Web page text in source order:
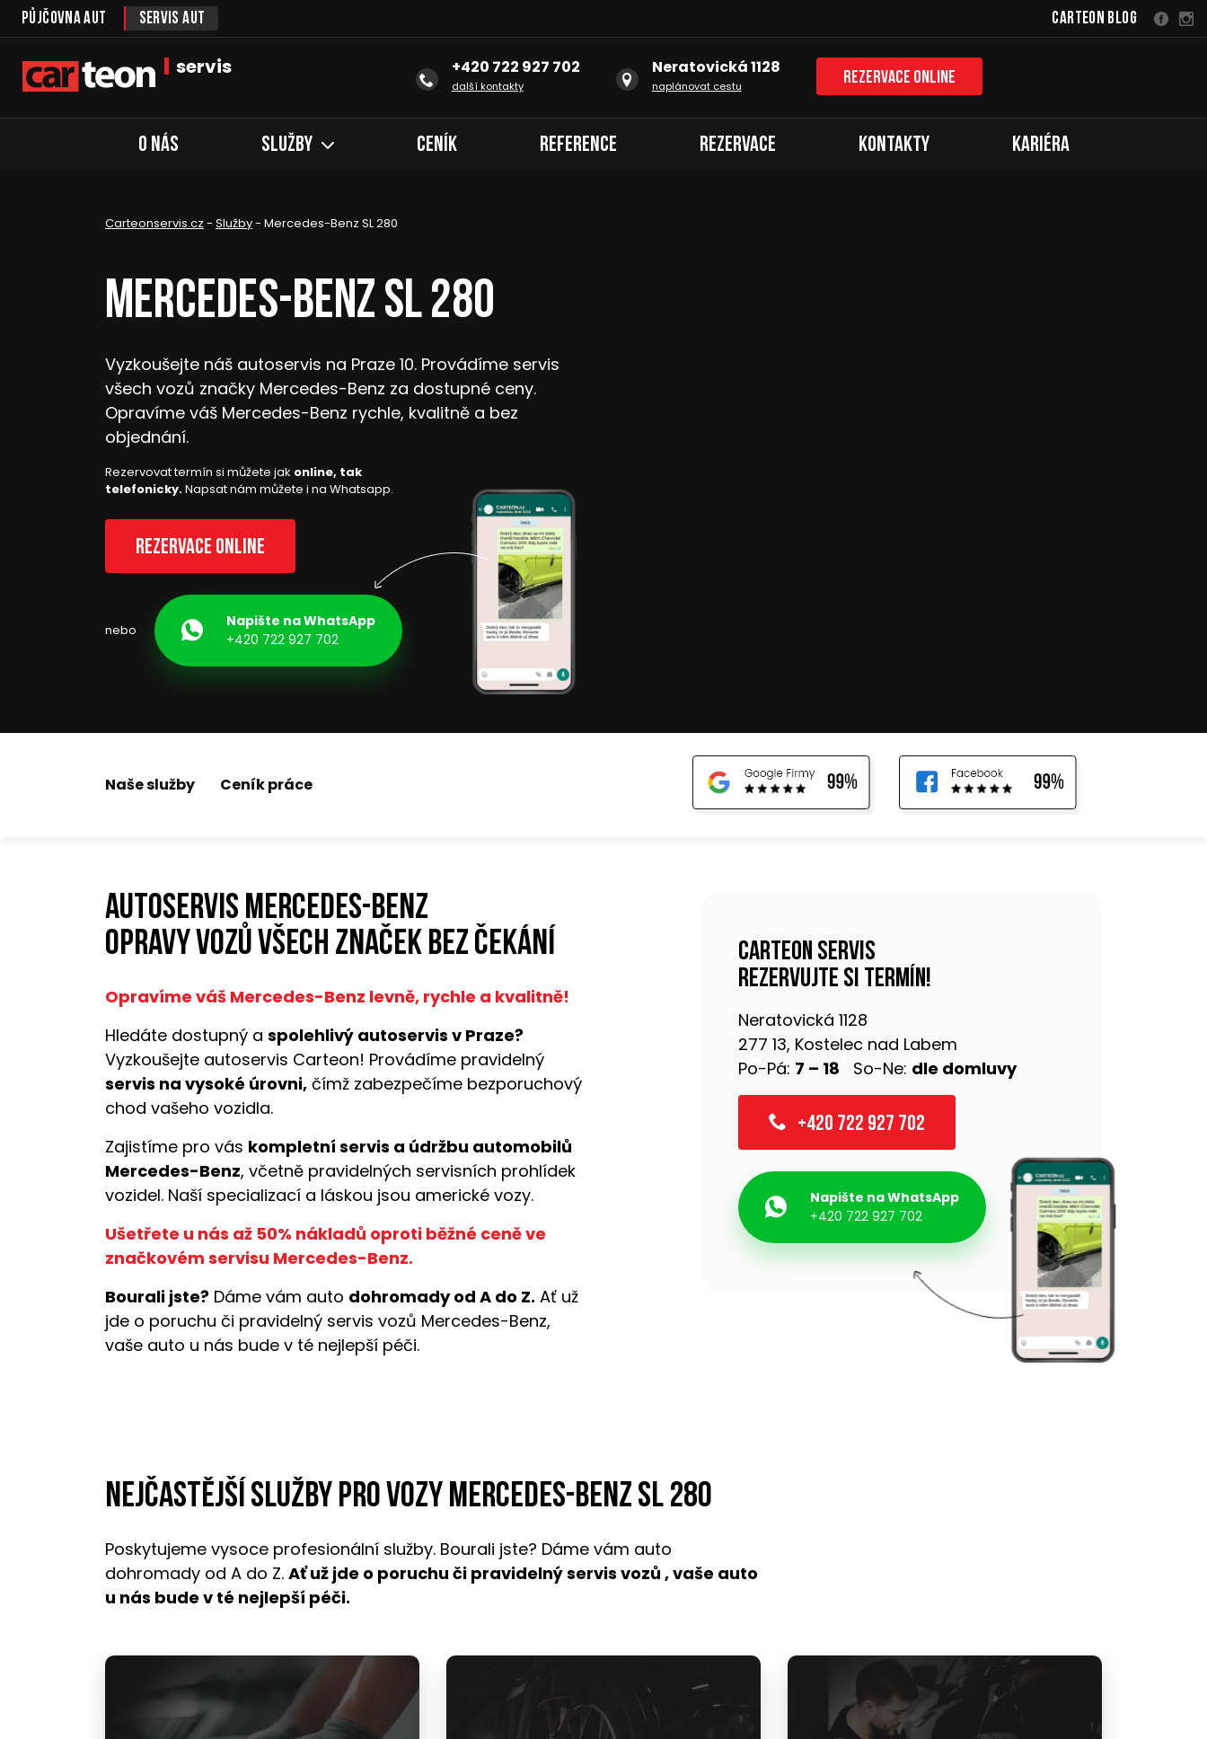
Půjčovna aut Servis aut Carteon Blog
servis +420 722 927 702
další kontakty
Neratovická 1128
naplánovat cestu Rezervace online
O nás Služby Ceník Reference Rezervace Kontakty Kariéra
Carteonservis.cz - Služby- Mercedes-Benz SL 280
Mercedes-Benz SL 280
Vyzkoušejte náš autoservis na Praze 10. Provádíme servis
všech vozů značky Mercedes-Benz za dostupné ceny.
Opravíme váš Mercedes-Benz rychle, kvalitně a bez
objednání.
Rezervovat termín si můžete jak online, tak
telefonicky.Napsat nám můžete i na Whatsapp.
Rezervace online
nebo
Napište na WhatsApp
+420 722 927 702
Naše služby Ceník práce
Autoservis Mercedes-Benz
opravy vozů všech značek bez čekání
Opravíme váš Mercedes-Benz levně, rychle a kvalitně!
Hledáte dostupný a spolehlivý autoservis v Praze?
Vyzkoušejte autoservis Carteon! Provádíme pravidelný
servis na vysoké úrovni, čímž zabezpečíme bezporuchový
chod vašeho vozidla.
Zajistíme pro vás kompletní servis a údržbu automobilů
Mercedes-Benz, včetně pravidelných servisních prohlídek
vozidel. Naší specializací a láskou jsou americké vozy.
Ušetřete u nás až 50% nákladů oproti běžné ceně ve
značkovém servisu Mercedes-Benz.
Bourali jste? Dáme vám auto dohromady od A do Z. Ať už
jde o poruchu či pravidelný servis vozů Mercedes-Benz,
vaše auto u nás bude v té nejlepší péči.
Carteon servis
rezervujte si termín!
Neratovická 1128
277 13, Kostelec nad Labem
Po-Pá: 7 – 18 So-Ne: dle domluvy
+420 722 927 702
Napište na WhatsApp
+420 722 927 702
Nejčastější služby pro vozy Mercedes-Benz SL 280
Poskytujeme vysoce profesionální služby. Bourali jste? Dáme vám auto
dohromady od A do Z. Ať už jde o poruchu či pravidelný servis vozů , vaše auto
u nás bude v té nejlepší péči.